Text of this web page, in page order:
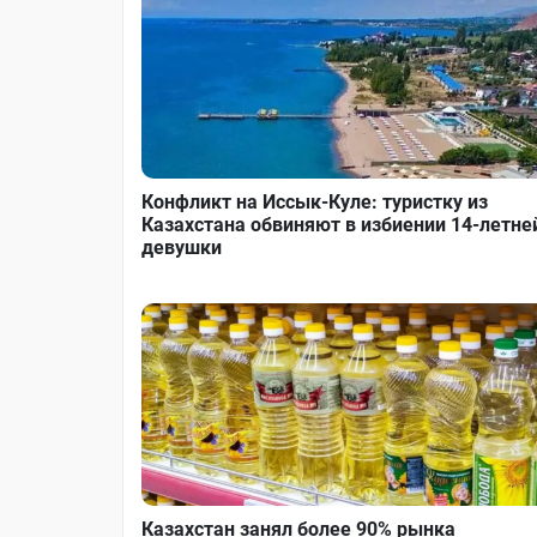
Конфликт на Иссык-Куле: туристку из
Казахстана обвиняют в избиении 14-
девушки
Казахстан занял более 90% рынка